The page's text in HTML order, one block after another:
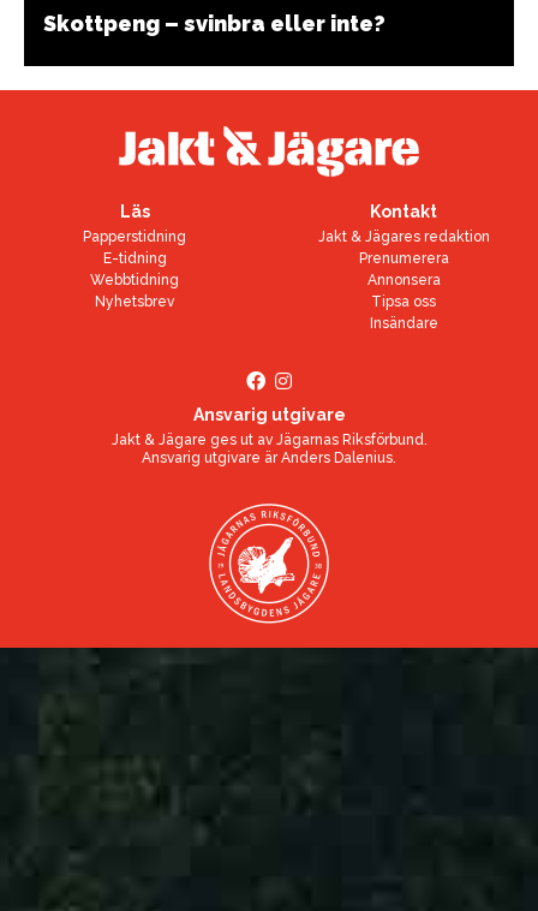
Skottpeng – svinbra eller inte?
Läs
Papperstidning
E-tidning
Webbtidning
Nyhetsbrev
Kontakt
Jakt & Jägares redaktion
Prenumerera
Annonsera
Tipsa oss
Insändare
Ansvarig utgivare
Jakt & Jägare ges ut av Jägarnas Riksförbund.
Ansvarig utgivare ärAnders Dalenius.